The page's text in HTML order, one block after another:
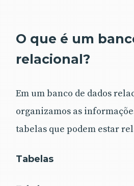
O que é um
relacional?
Em um banco de dados
organizamos as
tabelas que podem estar
Tabelas